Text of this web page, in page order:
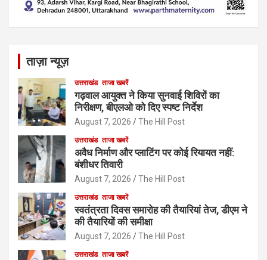
ताज़ा न्यूज़
उत्तराखंड ताजा खबरें
गढ़वाल आयुक्त ने किया सुनवाई शिविरों का
निरीक्षण, बीएलओ को दिए स्पष्ट निर्देश
August 7, 2026 The Hill Post
उत्तराखंड ताजा खबरें
अवैध निर्माण और प्लाटिंग पर कोई रियायत नहीं:
बंशीधर तिवारी
August 7, 2026 The Hill Post
उत्तराखंड ताजा खबरें
स्वतंत्रता दिवस समारोह की तैयारियां तेज, डीएम ने
की तैयारियों की समीक्षा
August 7, 2026 The Hill Post
उत्तराखंड ताजा खबरें